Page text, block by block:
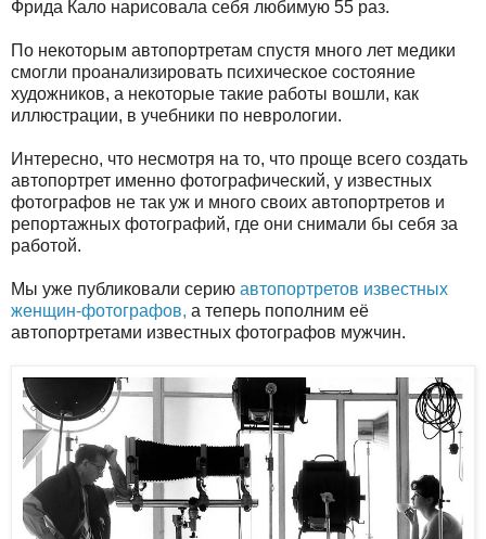
Фрида Кало нарисовала себя любимую 55 раз.
По некоторым автопортретам спустя много лет медики
смогли проанализировать психическое состояние
художников, а некоторые такие работы вошли, как
иллюстрации, в учебники по неврологии.
Интересно, что несмотря на то, что проще всего создать
автопортрет именно фотографический, у известных
фотографов не так уж и много своих автопортретов и
репортажных фотографий, где они снимали бы себя за
работой.
Мы уже публиковали серию автопортретов известных
женщин-фотографов, а теперь пополним её
автопортретами известных фотографов мужчин.